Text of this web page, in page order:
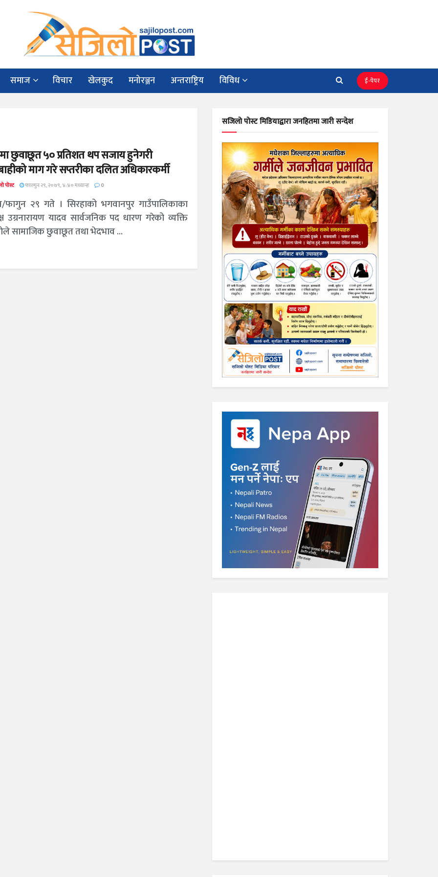
समाज विचार खेलकुद मनोरञ्जन अन्तराष्ट्रिय विविध ई-पेपर
छुवाछूत ५० प्रतिशत थप सजाय हुनेगरी
माग गरे सप्तरीका दलित अधिकारकर्मी
पोस्ट फाल्गुन २९, २०७९, ४:४० मध्यान्ह 0
फागुन २९ गते । सिरहाको भगवानपुर गाउँपालिकाका
उग्रनारायण यादव सार्वजनिक पद धारण गरेको व्यक्ति
सामाजिक छुवाछूत तथा भेदभाव ...
सजिलो पोस्ट मिडियाद्वारा जनहितमा जारी सन्देश